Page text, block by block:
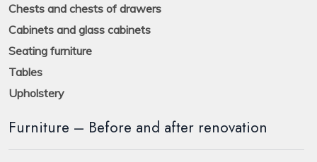
Chests and chests of drawers
Cabinets and glass cabinets
Seating furniture
Tables
Upholstery
Furniture – Before and after renovation